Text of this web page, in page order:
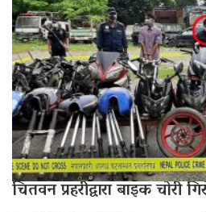
चितवन प्रहरीद्वारा बाइक चोरी